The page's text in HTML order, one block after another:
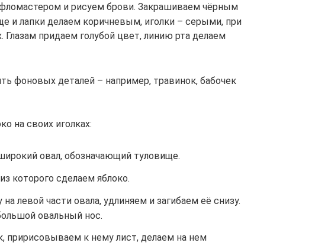
и рисуем брови. Закрашиваем чёрным
и лапки делаем коричневым, иголки – серыми, при
придаем голубой цвет, линию рта делаем
фоновых деталей – например, травинок, бабочек
на своих иголках:
овал, обозначающий туловище.
которого сделаем яблоко.
левой части овала, удлиняем и загибаем её снизу.
овальный нос.
пририсовываем к нему лист, делаем на нем